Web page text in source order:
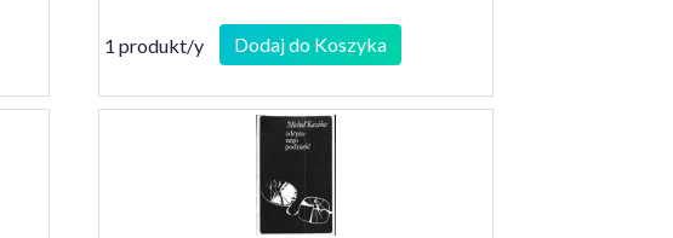
1 produkt/y Dodaj do Koszyka